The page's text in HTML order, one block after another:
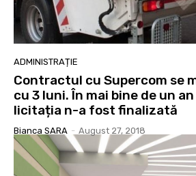
ADMINISTRAȚIE
Contractul cu Supercom se
cu 3 luni. În mai bine de un
licitația n-a fost finalizată
Bianca SARA - August 27, 2018